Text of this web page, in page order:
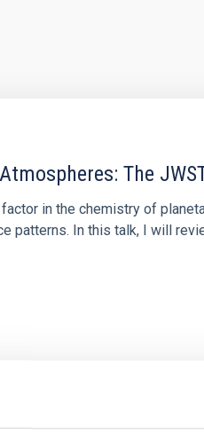
The
in the chemistry of
patterns. In this talk, I will